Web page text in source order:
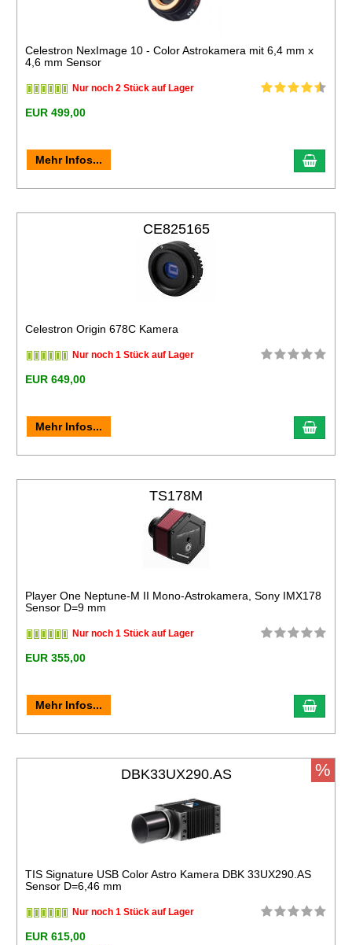
Celestron NexImage 10 - Color Astrokamera mit 6,4 mm x
4,6 mm Sensor
Nur noch 2 Stück auf Lager
EUR 499,00
Mehr Infos...
CE825165
Celestron Origin 678C Kamera
Nur noch 1 Stück auf Lager
EUR 649,00
Mehr Infos...
TS178M
Player One Neptune-M II Mono-Astrokamera, Sony IMX178
Sensor D=9 mm
Nur noch 1 Stück auf Lager
EUR 355,00
Mehr Infos...
DBK33UX290.AS
TIS Signature USB Color Astro Kamera DBK 33UX290.AS
Sensor D=6,46 mm
Nur noch 1 Stück auf Lager
EUR 615,00
%